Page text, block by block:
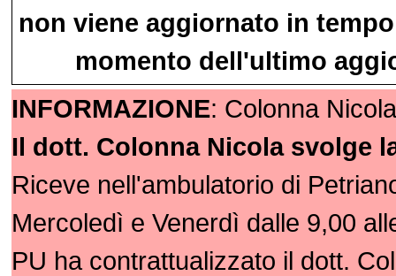
non viene aggiornato in
momento dell'ultimo
INFORMAZIONE: Colonna
Il dott. Colonna Nicola svolge
Riceve nell'ambulatorio di
Mercoledì e Venerdì dalle 9,00
PU ha contrattualizzato il dott.